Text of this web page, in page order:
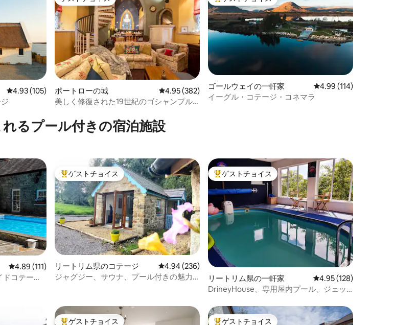
レビュー105件、5つ星中4.93つ星の平均評価
4.93 (105)
ゲストチョイス
ポートローの城 レビュー382件、5つ星中4.95つ星の平均評価
4.95 (382)
美しく修復された19世紀のゴシャンプル
大好評のゲストチョイスです。
ゴールウェイの一軒家 レビュー114件、5つ
4.99 (114)
イーグル・コテージ・コネマラ
るプール付きの宿泊施設
レビュー111件、5つ星中4.89つ星の平均評価
4.89 (111)
コテージ2
大好評のゲストチョイスです。
ゲストチョイス
リートリム県のコテージ レビュー236件、5つ星中4.94つ星の平均評価
4.94 (236)
ジャグジー、サウナ、プール付きの魅力
大好評のゲストチョイスです。
ゲストチョイス
リートリム県の一軒家 レビュー128件、5つ
4.95 (128)
DrineyHouse、専用屋内プール、ジェッ
ゲストチョイス ゲストチョイス